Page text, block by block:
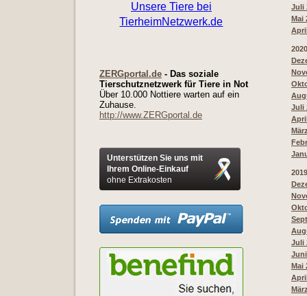
ZERGportal.de - Das soziale
Tierschutznetzwerk für Tiere in Not
Über 10.000 Nottiere warten auf ein
Zuhause.
http://www.ZERGportal.de
Unterstützen Sie uns mit
Ihrem Online-Einkauf
ohne Extrakosten
Juli
Mai
2020
Juli
2019
Juli
Mai